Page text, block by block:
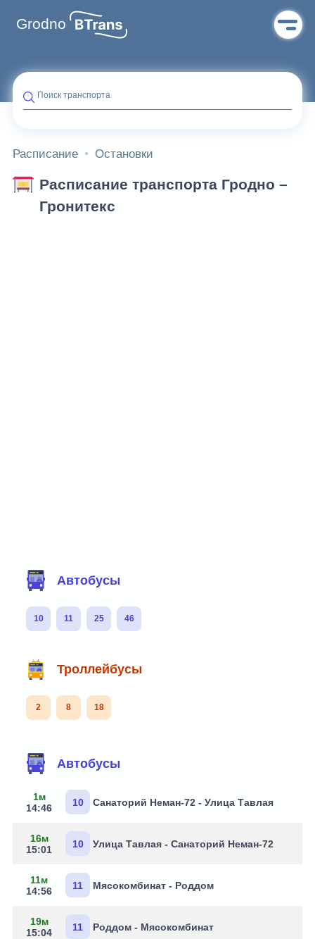
Grodno
Поиск транспорта
Расписание Остановки
Расписание транспорта Гродно –
Гронитекс
Автобусы
10 11 25 46
Троллейбусы
2 8 18
Автобусы
1м
14:46
10 Санаторий Неман-72 - Улица Тавлая
16м
15:01
10 Улица Тавлая - Санаторий Неман-72
11м
14:56
11 Мясокомбинат - Роддом
19м
15:04
11 Роддом - Мясокомбинат